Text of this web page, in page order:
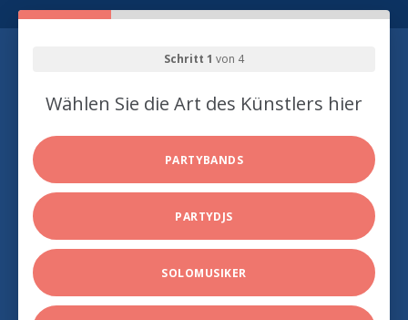
Schritt 1 von 4
Wählen Sie die Art des Künstlers hier
PARTYBANDS
PARTYDJS
SOLOMUSIKER